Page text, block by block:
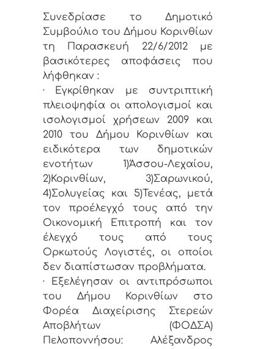
Συνεδρίασε το Δημοτικό
Συμβούλιο του Δήμου Κορινθίων
τη Παρασκευή 22/6/2012 με
βασικότερες αποφάσεις που
λήφθηκαν :
· Εγκρίθηκαν με συντριπτική
πλειοψηφία οι απολογισμοί και
ισολογισμοί χρήσεων 2009 και
2010 του Δήμου Κορινθίων και
ειδικότερα των δημοτικών
ενοτήτων 1)Άσσου-Λεχαίου,
2)Κορινθίων, 3)Σαρωνικού,
4)Σολυγείας και 5)Τενέας, μετά
τον προέλεγχό τους από την
Οικονομική Επιτροπή και τον
έλεγχό τους από τους
Ορκωτούς Λογιστές, οι οποίοι
δεν διαπίστωσαν προβλήματα.
· Εξελέγησαν οι αντιπρόσωποι
του Δήμου Κορινθίων στο
Φορέα Διαχείρισης Στερεών
Αποβλήτων (ΦΟΔΣΑ)
Πελοποννήσου: Αλέξανδρος